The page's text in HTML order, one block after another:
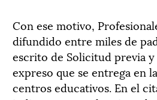
Con ese motivo,
difundido entre miles de
escrito de Solicitud previa
expreso que se entrega en
centros educativos. En el